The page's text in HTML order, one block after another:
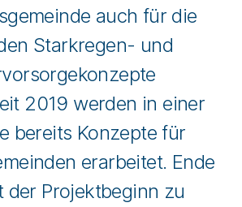
auch für die
Starkregen- und
2019 werden in einer
bereits Konzepte für
erarbeitet. Ende
Projektbeginn zu